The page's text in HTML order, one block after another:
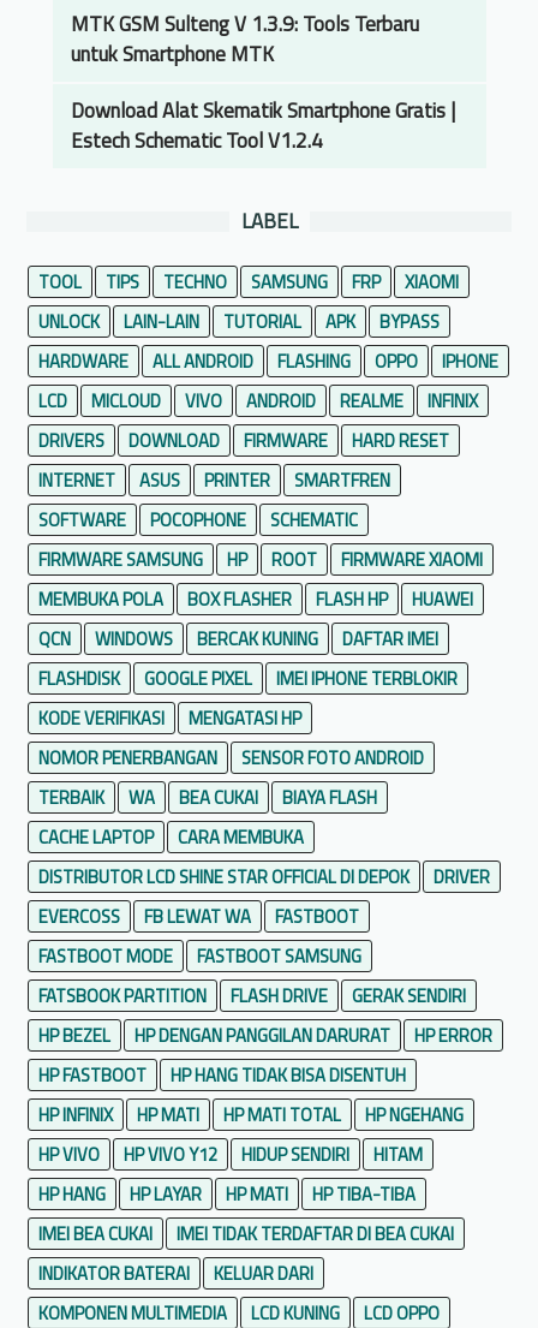
e
s
r
d
w
e
t
u
n
t
u
k
P
e
n
g
g
u
n
a
A
n
r
o
i
d
n
B
h
a
n
g
g
r
i
s
d
e
n
g
a
5
A
p
i
k
a
i
A
n
d
r
o
i
d
G
r
a
t
i
s
MTK GSM Sulteng V 1.3.9: Tools Terbaru
untuk Smartphone MTK
Download Alat Skematik Smartphone Gratis |
Estech Schematic Tool V1.2.4
LABEL
TOOL TIPS TECHNO SAMSUNG FRP
XIAOMI
UNLOCK
LAIN-LAIN TUTORIAL APK
BYPASS
HARDWARE
ALL ANDROID FLASHING OPPO
IPHONE
LCD
MICLOUD VIVO ANDROID REALME
INFINIX
DRIVERS
DOWNLOAD FIRMWARE
HARD RESET
INTERNET
ASUS PRINTER
SMARTFREN
SOFTWARE
POCOPHONE
SCHEMATIC
FIRMWARE SAMSUNG
HP ROOT
FIRMWARE XIAOMI
MEMBUKA POLA
BOX FLASHER FLASH HP
HUAWEI
QCN
WINDOWS BERCAK KUNING
DAFTAR IMEI
FLASHDISK
GOOGLE PIXEL
IMEI IPHONE TERBLOKIR
KODE VERIFIKASI
MENGATASI HP
NOMOR PENERBANGAN
SENSOR FOTO ANDROID
TERBAIK
WA BEA CUKAI
BIAYA FLASH
CACHE LAPTOP
CARA MEMBUKA
DISTRIBUTOR LCD SHINE STAR OFFICIAL DI DEPOK
DRIVER
EVERCOSS
FB LEWAT WA
FASTBOOT
FASTBOOT MODE
FASTBOOT SAMSUNG
FATSBOOK PARTITION
FLASH DRIVE
GERAK SENDIRI
HP BEZEL
HP DENGAN PANGGILAN DARURAT
HP ERROR
HP FASTBOOT
HP HANG TIDAK BISA DISENTUH
HP INFINIX
HP MATI HP MATI TOTAL
HP NGEHANG
HP VIVO
HP VIVO Y12 HIDUP SENDIRI
HITAM
HP HANG
HP LAYAR HP MATI
HP TIBA-TIBA
IMEI BEA CUKAI
IMEI TIDAK TERDAFTAR DI BEA CUKAI
INDIKATOR BATERAI
KELUAR DARI
KOMPONEN MULTIMEDIA
LCD KUNING
LCD OPPO